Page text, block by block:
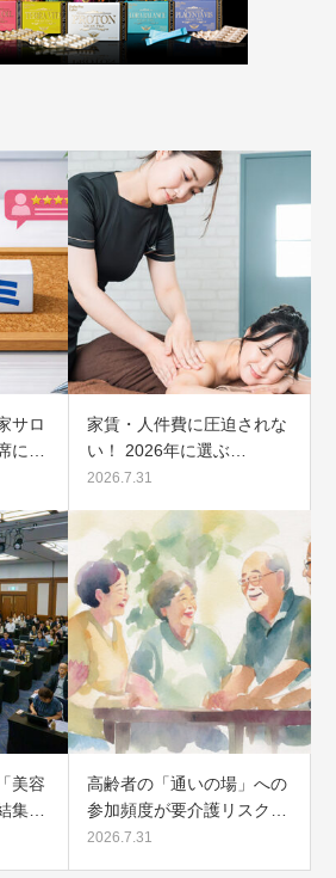
サロ
に…
家賃・人件費に圧迫されな
い！ 2026年に選ぶ…
2026.7.31
美容
集…
高齢者の「通いの場」への
参加頻度が要介護リスク…
2026.7.31